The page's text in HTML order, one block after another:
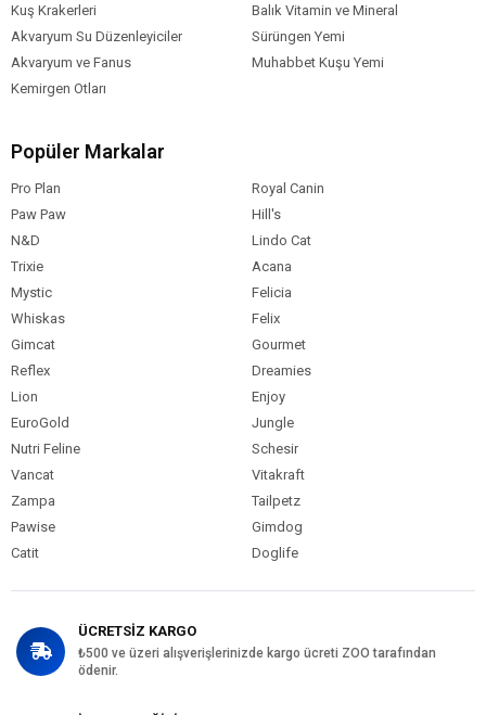
Kuş Krakerleri
Balık Vitamin ve Mineral
Akvaryum Su Düzenleyiciler
Sürüngen Yemi
Akvaryum ve Fanus
Muhabbet Kuşu Yemi
Kemirgen Otları
Popüler Markalar
Pro Plan
Royal Canin
Paw Paw
Hill's
N&D
Lindo Cat
Trixie
Acana
Mystic
Felicia
Whiskas
Felix
Gimcat
Gourmet
Reflex
Dreamies
Lion
Enjoy
EuroGold
Jungle
Nutri Feline
Schesir
Vancat
Vitakraft
Zampa
Tailpetz
Pawise
Gimdog
Catit
Doglife
ÜCRETSİZ KARGO
₺500 ve üzeri alışverişlerinizde kargo ücreti ZOO tarafından
ödenir.